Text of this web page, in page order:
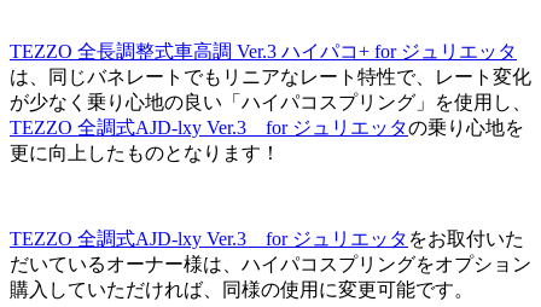
TEZZO 全長調整式車高調 Ver.3 ハイパコ+ for ジュリエッタ
は、同じバネレートでもリニアなレート特性で、レート変化
が少なく乗り心地の良い「ハイパコスプリング」を使用し、
TEZZO 全調式AJD-lxy Ver.3 for ジュリエッタの乗り心地を
更に向上したものとなります！
TEZZO 全調式AJD-lxy Ver.3 for ジュリエッタ をお取付いた
だいているオーナー様は、ハイパコスプリングをオプション
購入していただければ、同様の使用に変更可能です。